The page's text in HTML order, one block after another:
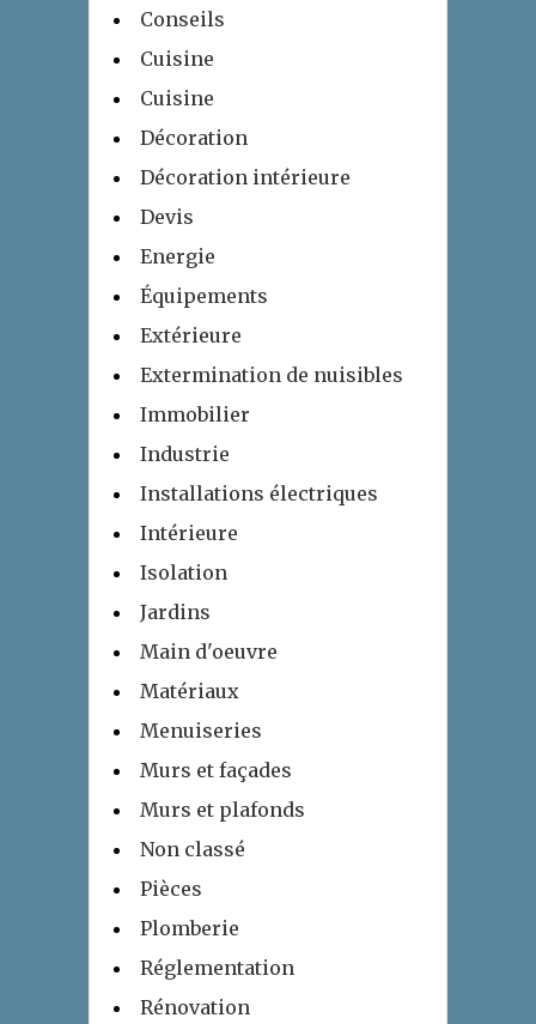
Conseils
Cuisine
Cuisine
Décoration
Décoration intérieure
Devis
Energie
Équipements
Extérieure
Extermination de nuisibles
Immobilier
Industrie
Installations électriques
Intérieure
Isolation
Jardins
Main d'oeuvre
Matériaux
Menuiseries
Murs et façades
Murs et plafonds
Non classé
Pièces
Plomberie
Réglementation
Rénovation